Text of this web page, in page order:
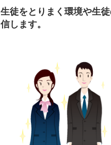
生徒をとりまく環境や生
信します。